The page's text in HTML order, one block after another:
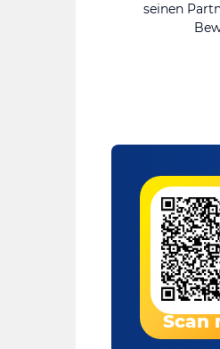
seinen
Scan